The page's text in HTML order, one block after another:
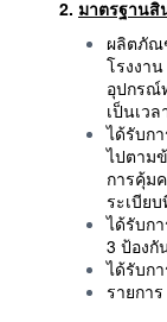
2. มาตรฐานสิ
ผลิตภัณ
โรงงา
อุปกรณ์
เป็นเว
ได้รับก
ไปตาม
การคุ้ม
ระเบีย
ได้รับก
3 ป้องกั
ได้รับก
รายกา